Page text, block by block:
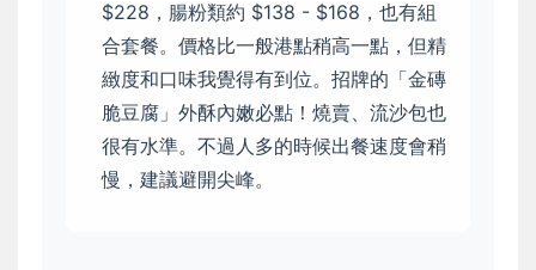
$228，腸粉類約 $138 - $168，也有組
合套餐。價格比一般港點稍高一點，但精
緻度和口味我覺得有到位。招牌的「金磚
脆豆腐」外酥內嫩必點！燒賣、流沙包也
很有水準。不過人多的時候出餐速度會稍
慢，建議避開尖峰。